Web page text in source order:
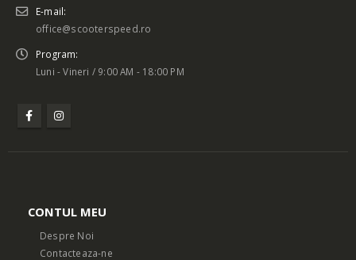
E-mail:
office@scooterspeed.ro
Program:
Luni - Vineri / 9:00 AM - 18:00 PM
CONTUL MEU
Despre Noi
Contacteaza-ne